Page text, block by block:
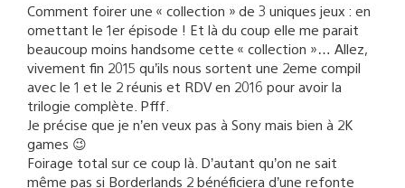
Comment foirer une « collection » de 3 uniques jeux : en
omettant le 1er épisode ! Et là du coup elle me parait
beaucoup moins handsome cette « collection »… Allez,
vivement fin 2015 qu’ils nous sortent une 2eme compil
avec le 1 et le 2 réunis et RDV en 2016 pour avoir la
trilogie complète. Pfff.
Je précise que je n’en veux pas à Sony mais bien à 2K
games 😉
Foirage total sur ce coup là. D’autant qu’on ne sait
même pas si Borderlands 2 bénéficiera d’une refonte